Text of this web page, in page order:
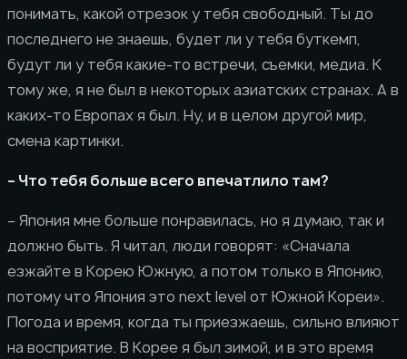
понимать, какой отрезок у тебя свободный. Ты до
последнего не знаешь, будет ли у тебя буткемп,
будут ли у тебя какие-то встречи, съемки, медиа. К
тому же, я не был в некоторых азиатских странах. А в
каких-то Европах я был. Ну, и в целом другой мир,
смена картинки.
– Что тебя больше всего впечатлило там?
– Япония мне больше понравилась, но я думаю, так и
должно быть. Я читал, люди говорят: «Сначала
езжайте в Корею Южную, а потом только в Японию,
потому что Япония это next level от Южной Кореи».
Погода и время, когда ты приезжаешь, сильно влияют
на восприятие. В Корее я был зимой, и в это время